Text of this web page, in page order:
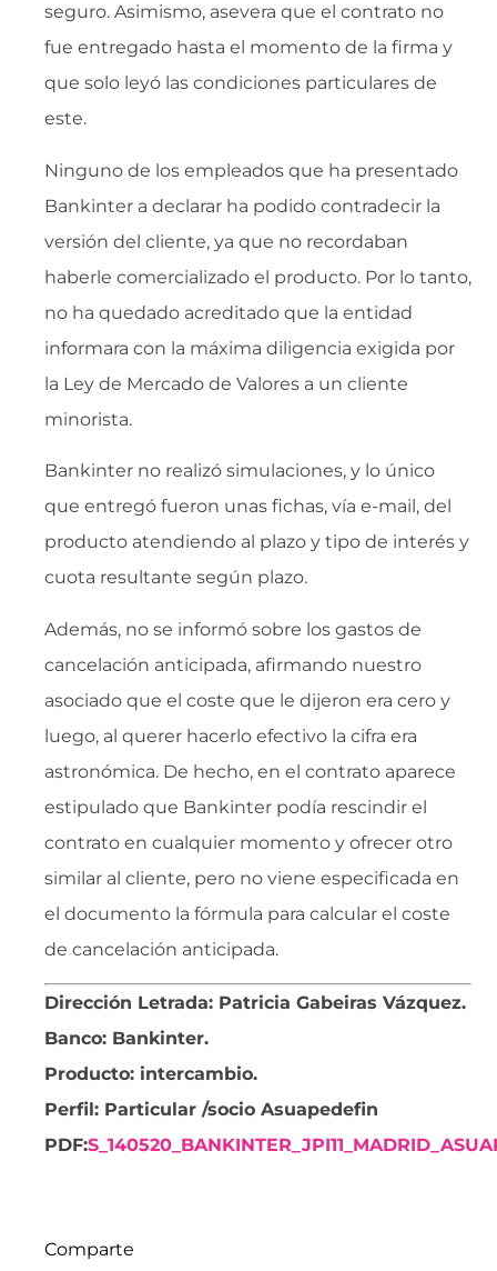
seguro. Asimismo, asevera que el contrato no
fue entregado hasta el momento de la firma y
que solo leyó las condiciones particulares de
este.
Ninguno de los empleados que ha presentado
Bankinter a declarar ha podido contradecir la
versión del cliente, ya que no recordaban
haberle comercializado el producto. Por lo tanto,
no ha quedado acreditado que la entidad
informara con la máxima diligencia exigida por
la Ley de Mercado de Valores a un cliente
minorista.
Bankinter no realizó simulaciones, y lo único
que entregó fueron unas fichas, vía e-mail, del
producto atendiendo al plazo y tipo de interés y
cuota resultante según plazo.
Además, no se informó sobre los gastos de
cancelación anticipada, afirmando nuestro
asociado que el coste que le dijeron era cero y
luego, al querer hacerlo efectivo la cifra era
astronómica. De hecho, en el contrato aparece
estipulado que Bankinter podía rescindir el
contrato en cualquier momento y ofrecer otro
similar al cliente, pero no viene especificada en
el documento la fórmula para calcular el coste
de cancelación anticipada.
Dirección Letrada: Patricia Gabeiras Vázquez.
Banco: Bankinter.
Producto: intercambio.
Perfil: Particular /socio Asuapedefin
PDF:
Comparte